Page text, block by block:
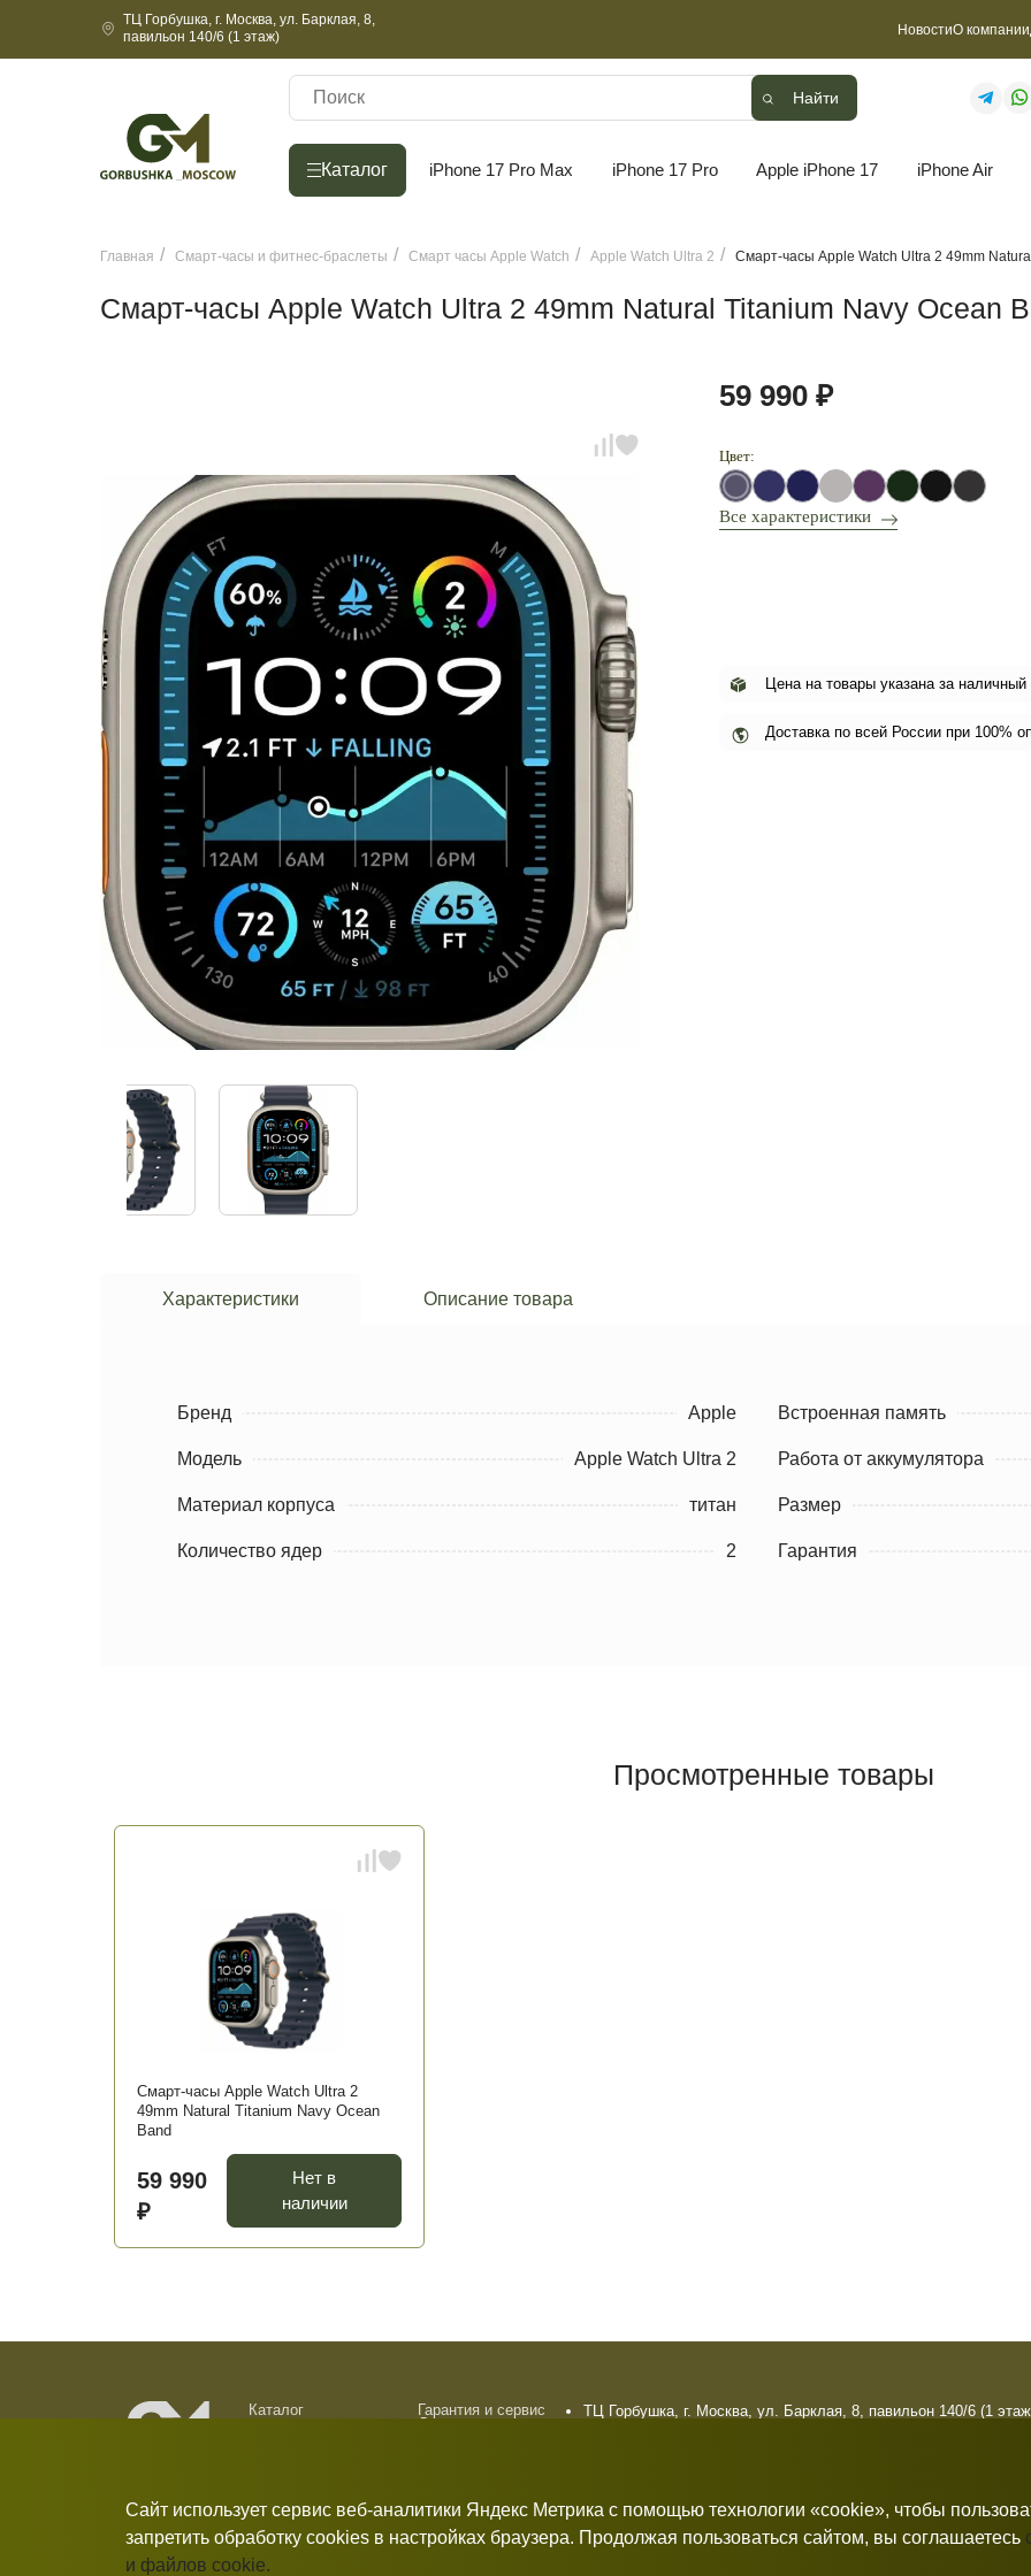
ТЦ Горбушка, г. Москва, ул. Барклая, 8,
павильон 140/6 (1 этаж)
НовостиО компании
Найти
Каталог iPhone 17 Pro Max iPhone 17 Pro Apple iPhone 17 iPhone Air
Главная Смарт-часы и фитнес-браслеты Смарт часы Apple Watch Apple Watch Ultra 2 Смарт-часы Apple Watch Ultra 2 49mm
Смарт-часы Apple Watch Ultra 2 49mm Natural Titanium Navy Ocean
59 990 ₽
Цвет:
Все характеристики
Цена на товары указана за наличный
Доставка по всей России при 100%
Характеристики Описание товара
Бренд Apple
Модель Apple Watch Ultra 2
Материал корпуса титан
Количество ядер 2
Встроенная память
Работа от аккумулятора
Размер
Гарантия
Просмотренные товары
Смарт-часы Apple Watch Ultra 2
49mm Natural Titanium Navy Ocean
Band
59 990
₽
Нет в
наличии
Каталог
Гарантия и сервис
Доставка и оплата
ТЦ Горбушка, г. Москва, ул. Барклая, 8, павильон 140/6 (1
Сайт использует сервис веб-аналитики Яндекс Метрика с помощью технологии «cookie», чтобы
запретить обработку cookies в настройках браузера. Продолжая пользоваться сайтом, вы соглашаетесь
и файлов cookie.